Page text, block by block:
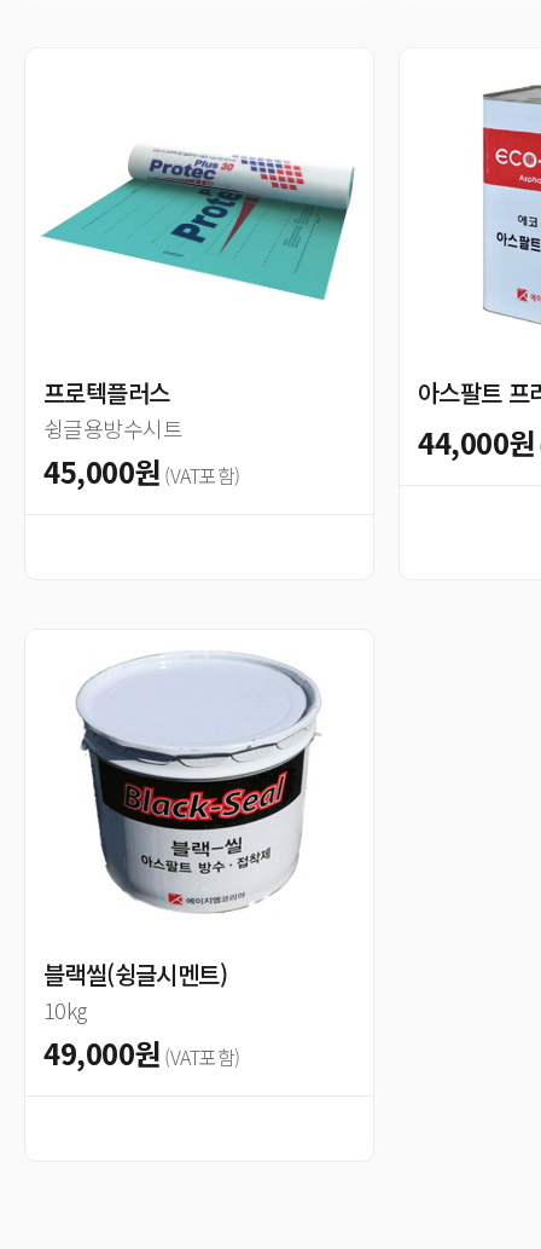
프로텍플러스
슁글용방수시트
45,000원 (VAT포함)
아스팔트 프
44,000원
블랙씰(슁글시멘트)
10kg
49,000원 (VAT포함)